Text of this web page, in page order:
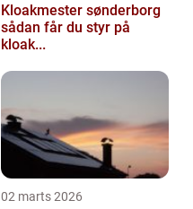
Kloakmester sønderborg
sådan får du styr på
kloak...
02 marts 2026